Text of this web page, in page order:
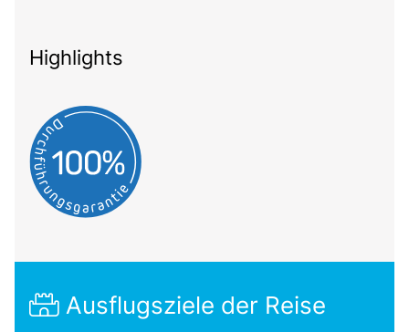
Highlights
Ausflugsziele der Reise